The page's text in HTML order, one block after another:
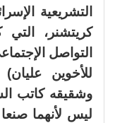
كريتشنر،
التواصل
للأخوين
وشقيقه كاتب
ليس لأنهما صنعا